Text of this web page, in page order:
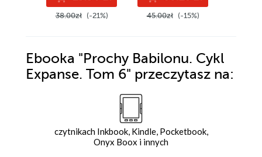
38.00zł (-21%) 45.00zł (-15%)
Ebooka "Prochy Babilonu. Cykl
Expanse. Tom 6" przeczytasz na:
czytnikach Inkbook, Kindle, Pocketbook,
Onyx Boox i innych